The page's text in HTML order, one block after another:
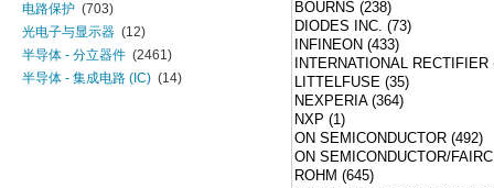
电路保护 (703)
光电子与显示器 (12)
半导体 - 分立器件 (2461)
半导体 - 集成电路 (IC) (14)